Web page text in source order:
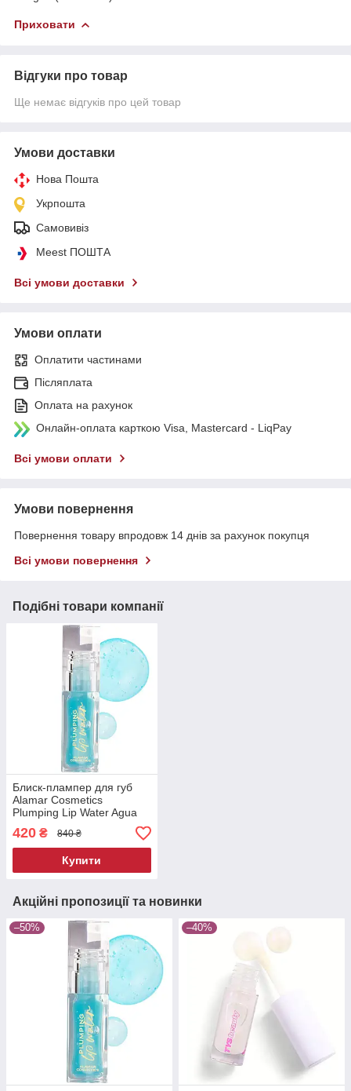
Приховати
Відгуки про товар
Ще немає відгуків про цей товар
Умови доставки
Нова Пошта
Укрпошта
Самовивіз
Meest ПОШТА
Всі умови доставки
Умови оплати
Оплатити частинами
Післяплата
Оплата на рахунок
Онлайн-оплата карткою Visa, Mastercard - LiqPay
Всі умови оплати
Умови повернення
Повернення товару впродовж 14 днів за рахунок покупця
Всі умови повернення
Подібні товари компанії
Блиск-плампер для губ
Alamar Cosmetics
Plumping Lip Water Agua
Fresca 6.8 мл
420 ₴ 840 ₴
Купити
Акційні пропозиції та новинки
–50% –40%